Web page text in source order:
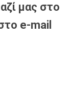
μας στο
e-mail